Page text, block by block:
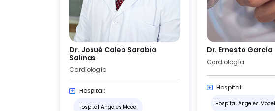
Dr. Josué Caleb Sarabia
Salinas
Cardiología
Hospital:
Hospital Angeles Mocel
Dr. Ernesto García
Cardiología
Hospital:
Hospital Angeles Mocel